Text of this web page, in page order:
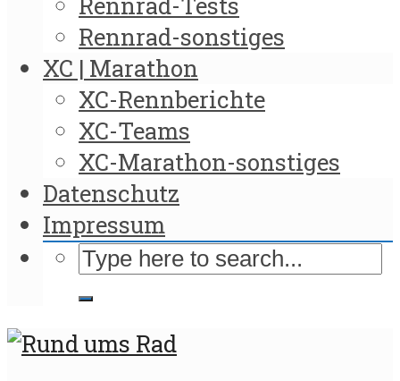
Rennrad-sonstiges
XC | Marathon
XC-Rennberichte
XC-Teams
XC-Marathon-sonstiges
Datenschutz
Impressum